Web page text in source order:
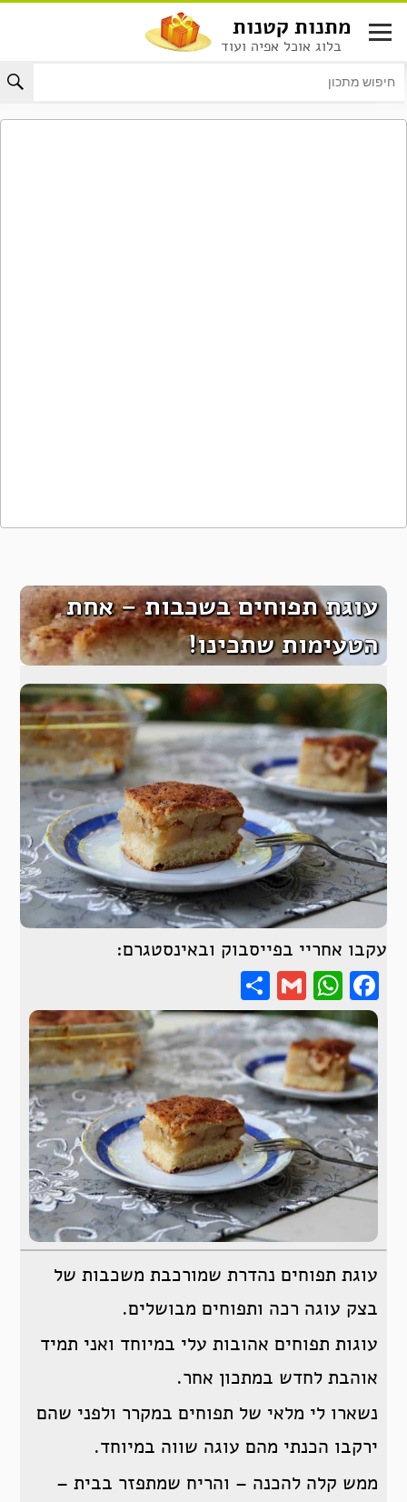
לתוכן
מתנות קטנות
בלוג אוכל אפיה ועוד
עוגת תפוחים בשכבות – אחת
הטעימות שתכינו!
עקבו אחריי בפייסבוק ובאינסטגרם:
Facebook
WhatsApp
Gmail
עוגת תפוחים נהדרת שמורכבת משכבות של
בצק עוגה רכה ותפוחים מבושלים.
עוגות תפוחים אהובות עלי במיוחד ואני תמיד
אוהבת לחדש במתכון אחר.
נשארו לי מלאי של תפוחים במקרר ולפני שהם
ירקבו הכנתי מהם עוגה שווה במיוחד.
ממש קלה להכנה – והריח שמתפזר בבית –